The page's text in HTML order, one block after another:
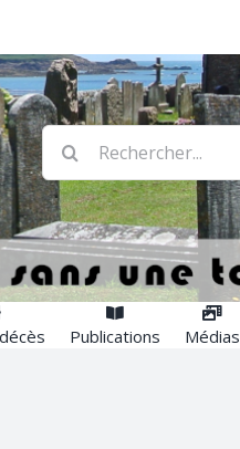
Rechercher:
Publications Médias